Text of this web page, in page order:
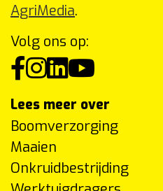
AgriMedia.
Volg ons op:
Lees meer over
Boomverzorging
Maaien
Onkruidbestrijding